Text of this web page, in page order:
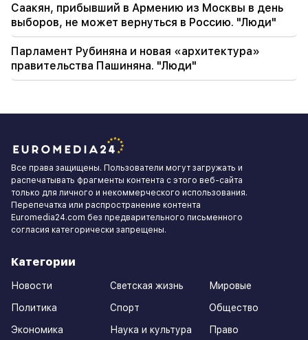
Саакян, прибывший в Армению из Москвы в день
выборов, не может вернуться в Россию. "Люди"
Парламент Рубиняна и новая «архитектура»
правительства Пашиняна. "Люди"
Все права защищены. Пользователи могут загружать и
распечатывать фрагменты контента с этого веб-сайта
только для личного и некоммерческого использования.
Перепечатка или распространение контента
Euromedia24.com без предварительного письменного
согласия категорически запрещены.
Категории
Новости
Политика
Экономика
Светская жизнь
Спорт
Наука и культура
Мировые
Общество
Право